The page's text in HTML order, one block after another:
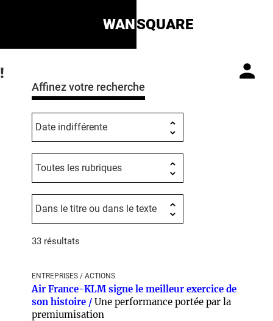
WANSQUARE
!
Affinez votre recherche
33 résultats
ENTREPRISES / ACTIONS
Air France-KLM signe le meilleur exercice de
son histoire / Une performance portée par la
premiumisation